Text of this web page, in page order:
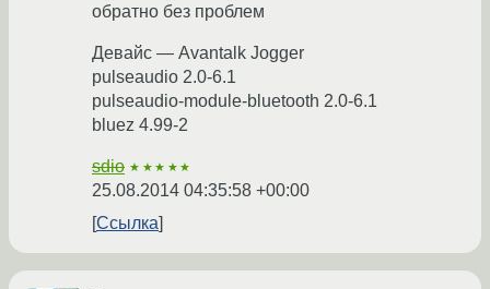
обратно без проблем
Девайс — Avantalk Jogger
pulseaudio 2.0-6.1
pulseaudio-module-bluetooth 2.0-6.1
bluez 4.99-2
sdio ★★★★★
25.08.2014 04:35:58 +00:00
Ссылка